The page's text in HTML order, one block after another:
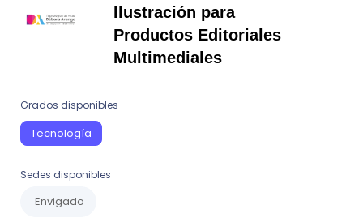
Ilustración para
Productos Editoriales
Multimediales
Grados disponibles
Tecnología
Sedes disponibles
Envigado